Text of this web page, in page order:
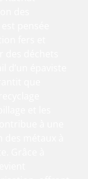
à une
métaux à
Grâce à